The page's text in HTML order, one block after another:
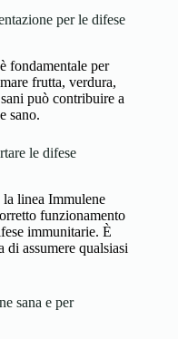
per le difese
fondamentale per
frutta, verdura,
può contribuire a
sano.
le difese
linea Immulene
funzionamento
immunitarie. È
assumere qualsiasi
sana e per